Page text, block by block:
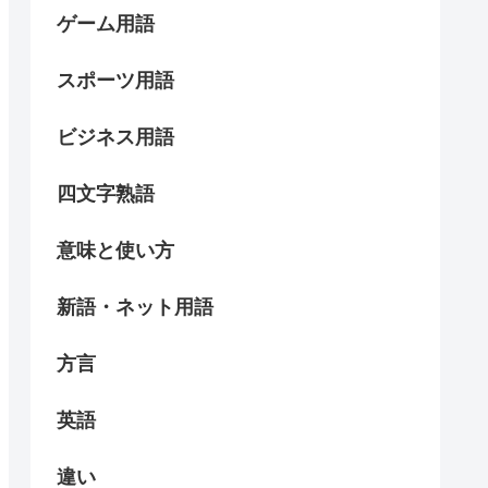
ゲーム用語
スポーツ用語
ビジネス用語
四文字熟語
意味と使い方
新語・ネット用語
方言
英語
違い